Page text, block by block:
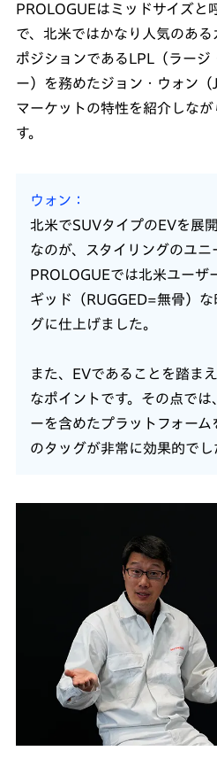
PROLOGUEはミッドサイズと
で、北米ではかなり人気のあ
ポジションであるLPL（ラージ
ー）を務めたジョン・ウォン
マーケットの特性を紹介しな
す。
ウォン
北米でSUVタイプのEVを展
なのが、スタイリングのユニ
PROLOGUEでは北米ユーザ
ギッド（RUGGED=無骨）
グに仕上げました。
また、EVであることを踏ま
なポイントです。その点では
ーを含めたプラットフォーム
のタッグが非常に効果的でし